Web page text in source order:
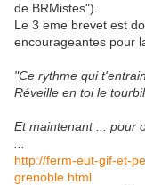
de BRMistes").
Le 3 eme brevet est
encourageantes pour
"Ce rythme qui
Réveille en toi le
Et maintenant ... pour
http://ferm-eut-gif-et-
grenoble.html